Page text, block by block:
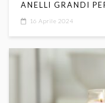
ANELLI GRANDI
16 Aprile 2024